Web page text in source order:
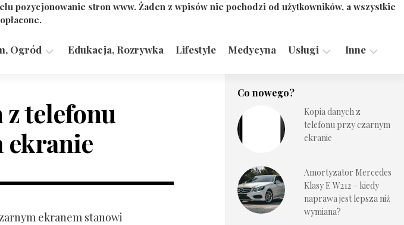
pozycjonowanie stron www. Żaden z wpisów nie pochodzi od użytkowników, a wszystkie
Ogród Edukacja, Rozrywka Lifestyle Medycyna Usługi
Technologie
Inne
z telefonu
ekranie
ekranem stanowi
Co nowego?
Kopia danych z
telefonu przy czarnym
ekranie
Amortyzator Mercedes
Klasy E W212 – kiedy
naprawa jest lepsza niż
wymiana?